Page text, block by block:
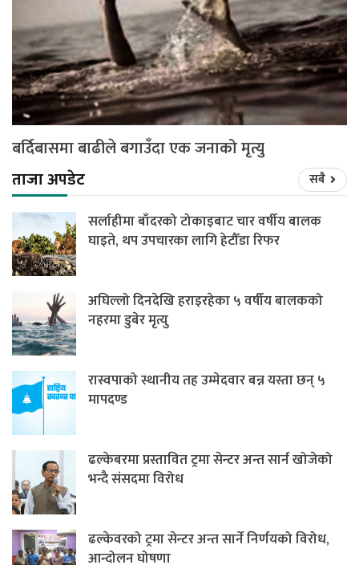
बर्दिबासमा बाढीले बगाउँदा एक जनाको मृत्यु
ताजा अपडेट
सबै
सर्लाहीमा बाँदरको टोकाइबाट चार वर्षीय बालक
घाइते, थप उपचारका लागि हेटौँडा रिफर
अघिल्लो दिनदेखि हराइरहेका ५ वर्षीय बालकको
नहरमा डुबेर मृत्यु
रास्वपाको स्थानीय तह उम्मेदवार बन्न यस्ता छन् ५
मापदण्ड
ढल्केबरमा प्रस्तावित ट्रमा सेन्टर अन्त सार्न खोजेको
भन्दै संसदमा विरोध
ढल्केवरको ट्रमा सेन्टर अन्त सार्ने निर्णयको विरोध,
आन्दोलन घोषणा